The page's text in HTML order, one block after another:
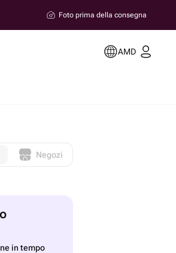
Foto prima della consegna
AMD
Negozi
in tempo